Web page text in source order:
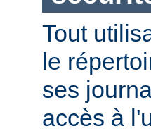
Tout
le
ses
accès à